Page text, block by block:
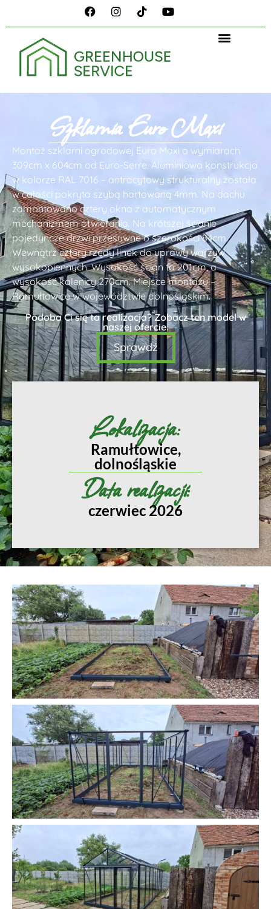
Szklarnia Euro Maxi
Montaż szklarni ogrodowej Euro Maxi o wymiarach
309cm x 604cm od Euro-Serre. Aluminiowa konstrukcja
w kolorze RAL 7016 – antracytowy strukturalny została
w całości pokryta szybą hartowaną 4mm. Na dachu
zamontowano cztery okna z automatycznym
mechanizmem otwierania. Na krótszej ścianie
pojedyncze drzwi przesuwne o szerokości 84cm.
Wewnątrz cztery rzędy linek do uprawy warzyw
wysokopiennych. Wysokość ścian to 201cm, a
wysokość kalenicy 270cm. Miejsce montażu –
Ramułtowice w województwie dolnośląskim.
Podoba Ci się ta realizacja? Zobacz ten model w
naszej ofercie:
Sprawdź
Lokalizacja:
Ramułtowice,
dolnośląskie
Data realizacji:
czerwiec 2026